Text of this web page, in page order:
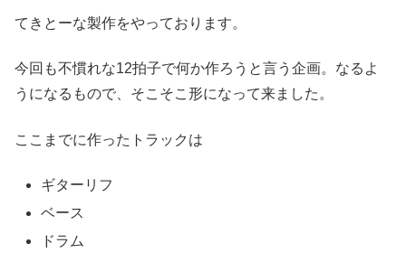
てきとーな製作をやっております。
今回も不慣れな12拍子で何か作ろうと言う企画。なるよ
うになるもので、そこそこ形になって来ました。
ここまでに作ったトラックは
ギターリフ
ベース
ドラム